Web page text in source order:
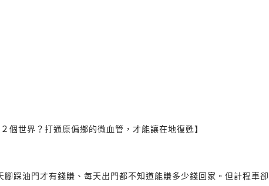
世界？打通原偏鄉的微血管，才能讓在地復甦】
踩油門才有錢賺、每天出門都不知道能賺多少錢回家。但計程車